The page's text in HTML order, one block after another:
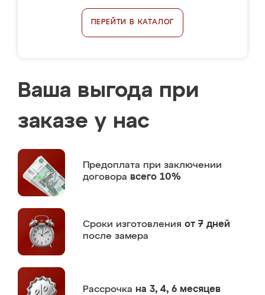
ПЕРЕЙТИ В КАТАЛОГ
Ваша выгода при
заказе у нас
Предоплата при заключении
договора всего 10%
Сроки изготовления от 7 дней
после замера
Рассрочка на 3, 4, 6 месяцев